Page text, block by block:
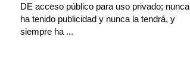
DE acceso público para uso privado; nunca
ha tenido publicidad y nunca la tendrá, y
siempre ha ...